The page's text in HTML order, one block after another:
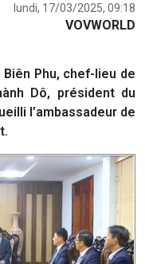
lundi, 17/03/2025, 09:18
VOVWORLD
Biên Phu, chef-lieu de
Dô, président du
l’ambassadeur de